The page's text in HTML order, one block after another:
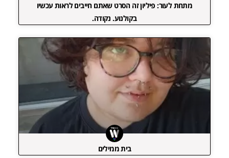
מתחת לעור: פיליון זה הסרט שאתם חייבים לראות עכשיו
בקולנוע. נקודה.
בית ממילים